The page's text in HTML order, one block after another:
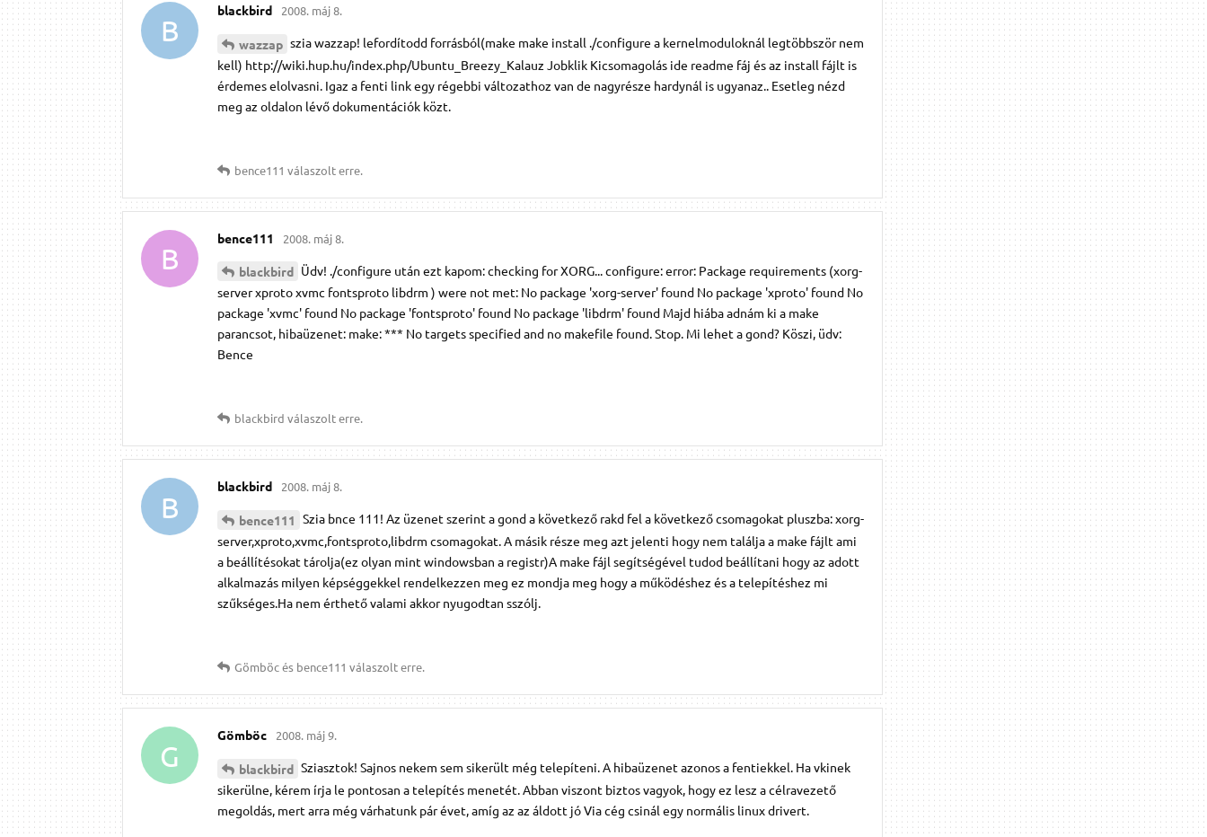
B
blackbird 2008. máj 8.
wazzap szia wazzap! lefordítodd forrásból(make make install ./configure a kernelmoduloknál legtöbbször nem
kell) http://wiki.hup.hu/index.php/Ubuntu_Breezy_Kalauz Jobklik Kicsomagolás ide readme fáj és az install fájlt is
érdemes elolvasni. Igaz a fenti link egy régebbi változathoz van de nagyrésze hardynál is ugyanaz.. Esetleg nézd
meg az oldalon lévő dokumentációk közt.
bence111 válaszolt erre.
B
bence111 2008. máj 8.
blackbird Üdv! ./configure után ezt kapom: checking for XORG... configure: error: Package requirements (xorg-
server xproto xvmc fontsproto libdrm ) were not met: No package 'xorg-server' found No package 'xproto' found No
package 'xvmc' found No package 'fontsproto' found No package 'libdrm' found Majd hiába adnám ki a make
parancsot, hibaüzenet: make: *** No targets specified and no makefile found. Stop. Mi lehet a gond? Köszi, üdv:
Bence
blackbird válaszolt erre.
B
blackbird 2008. máj 8.
bence111 Szia bnce 111! Az üzenet szerint a gond a következő rakd fel a következő csomagokat pluszba: xorg-
server,xproto,xvmc,fontsproto,libdrm csomagokat. A másik része meg azt jelenti hogy nem találja a make fájlt ami
a beállítésokat tárolja(ez olyan mint windowsban a registr)A make fájl segítségével tudod beállítani hogy az adott
alkalmazás milyen képséggekkel rendelkezzen meg ez mondja meg hogy a működéshez és a telepítéshez mi
szűkséges.Ha nem érthető valami akkor nyugodtan sszólj.
Gömböcés bence111 válaszolt erre.
G
Gömböc 2008. máj 9.
blackbird Sziasztok! Sajnos nekem sem sikerült még telepíteni. A hibaüzenet azonos a fentiekkel. Ha vkinek
sikerülne, kérem írja le pontosan a telepítés menetét. Abban viszont biztos vagyok, hogy ez lesz a célravezető
megoldás, mert arra még várhatunk pár évet, amíg az az áldott jó Via cég csinál egy normális linux drivert.